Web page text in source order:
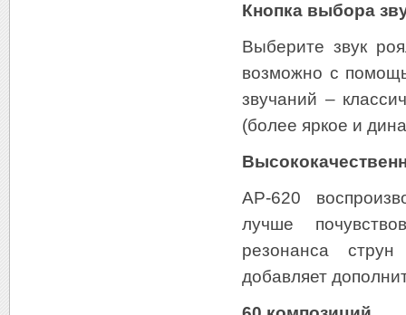
Кнопка выбора
Выберите звук
возможно с
звучаний –
(более яркое и
AP-620
лучше
резонанса струн
добавляет